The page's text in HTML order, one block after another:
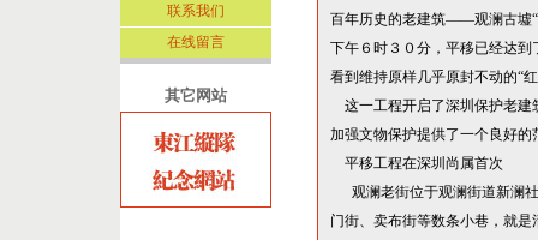
联系我们
在线留言
其它网站
百年历史的老建筑——观澜古墟“
下午６时３０分，平移已经达到
看到维持原样几乎原封不动的“
这一工程开启了深圳保护老
加强文物保护提供了一个良好
平移工程在深圳尚属首次
观澜老街位于观澜街道新澜
门街、卖布街等数条小巷，就